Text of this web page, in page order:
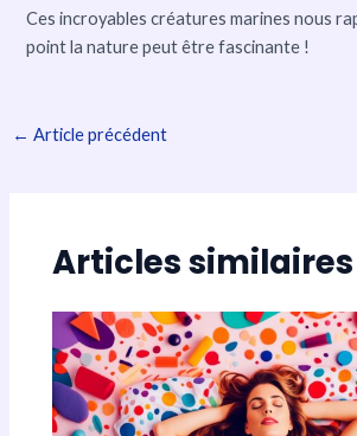
Ces incroyables créatures marines nous
point la nature peut être fascinante !
← Article précédent
Articles similaires